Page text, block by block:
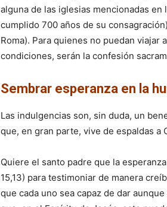
alguna de las iglesias mencionadas en
cumplido 700 años de su
Roma). Para quienes no puedan viajar
condiciones, serán la confesión
Sembrar esperanza en la
Las indulgencias son, sin duda, un
que, en gran parte, vive de espaldas
Quiere el santo padre que la
15,13) para testimoniar de manera
que cada uno sea capaz de dar